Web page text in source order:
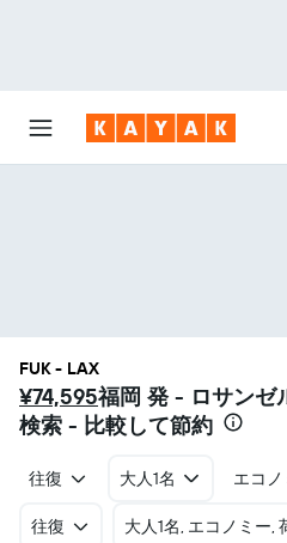
FUK - LAX
¥74,595福岡 発 - ロサンゼ
検索 - 比較して節約
往復 大人1名 エコ
往復 大人1名, エコノミー,